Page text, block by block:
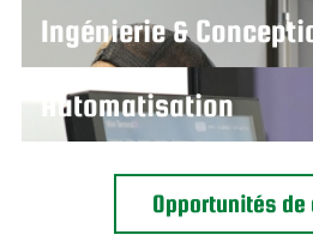
Ingénierie &
Automatisation
Opportunités de